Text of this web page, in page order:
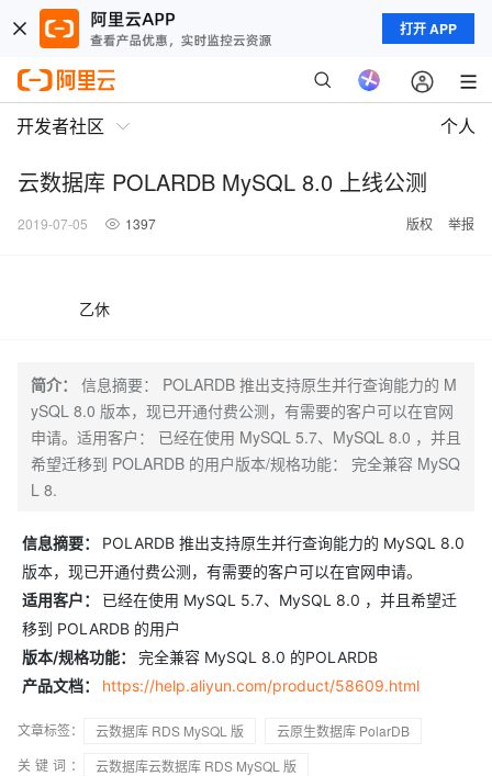
打开 APP
开发者社区 个人
云数据库 POLARDB MySQL 8.0 上线公测
2019-07-05 1397 版权 举报
乙休
简介：
信息摘要： POLARDB 推出支持原生并行查询能力的 M
ySQL 8.0 版本，现已开通付费公测，有需要的客户可以在官网
申请。适用客户： 已经在使用 MySQL 5.7、MySQL 8.0 ，并且
希望迁移到 POLARDB 的用户版本/规格功能： 完全兼容 MySQ
L 8.
信息摘要： POLARDB 推出支持原生并行查询能力的 MySQL 8.0
版本，现已开通付费公测，有需要的客户可以在官网申请。
适用客户： 已经在使用 MySQL 5.7、MySQL 8.0 ，并且希望迁
移到 POLARDB 的用户
版本/规格功能： 完全兼容 MySQL 8.0 的POLARDB
产品文档： https://help.aliyun.com/product/58609.html
文章标签： 云数据库 RDS MySQL 版
云原生数据库 PolarDB
关键词：
云数据库云数据库 RDS MySQL 版